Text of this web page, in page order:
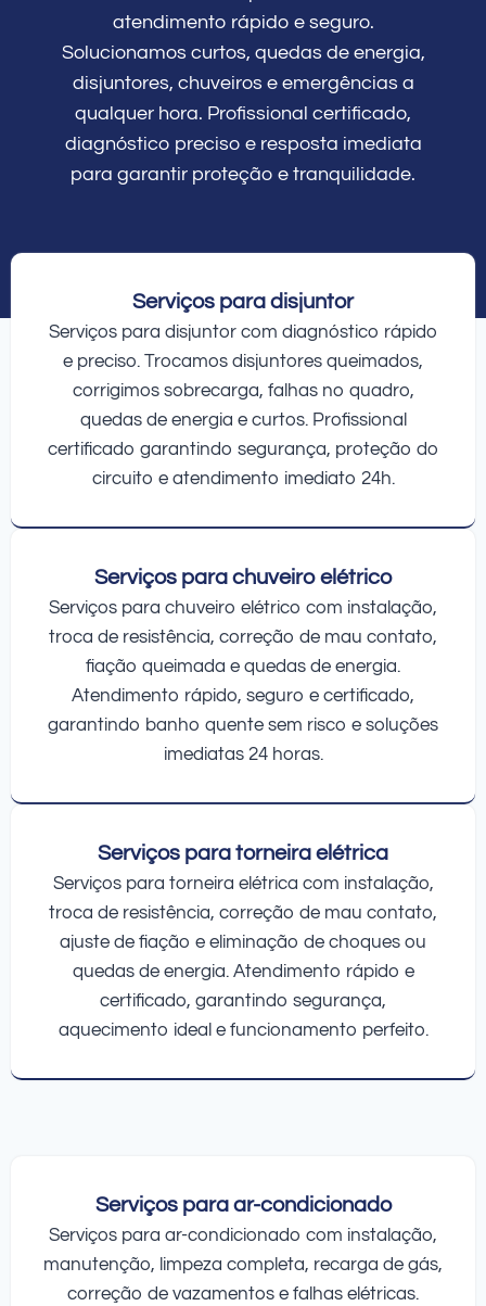
atendimento rápido e seguro.
Solucionamos curtos, quedas de energia,
disjuntores, chuveiros e emergências a
qualquer hora. Profissional certificado,
diagnóstico preciso e resposta imediata
para garantir proteção e tranquilidade.
Serviços para disjuntor
Serviços para disjuntor com diagnóstico rápido
e preciso. Trocamos disjuntores queimados,
corrigimos sobrecarga, falhas no quadro,
quedas de energia e curtos. Profissional
certificado garantindo segurança, proteção do
circuito e atendimento imediato 24h.
Serviços para chuveiro elétrico
Serviços para chuveiro elétrico com instalação,
troca de resistência, correção de mau contato,
fiação queimada e quedas de energia.
Atendimento rápido, seguro e certificado,
garantindo banho quente sem risco e soluções
imediatas 24 horas.
Serviços para torneira elétrica
Serviços para torneira elétrica com instalação,
troca de resistência, correção de mau contato,
ajuste de fiação e eliminação de choques ou
quedas de energia. Atendimento rápido e
certificado, garantindo segurança,
aquecimento ideal e funcionamento perfeito.
Serviços para ar-condicionado
Serviços para ar-condicionado com instalação,
manutenção, limpeza completa, recarga de gás,
correção de vazamentos e falhas elétricas.